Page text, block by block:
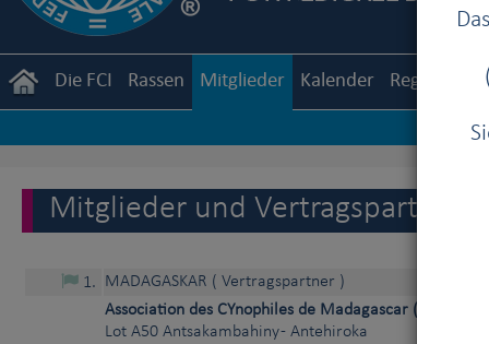
Die FCI Rassen Mitglieder Kalender Reglemente
Mitglieder und Vertragspartner
1. MADAGASKAR ( Vertragspartner )
Association des CYnophiles de Madagascar (ACYM)
Lot A50 Antsakambahiny - Antehiroka